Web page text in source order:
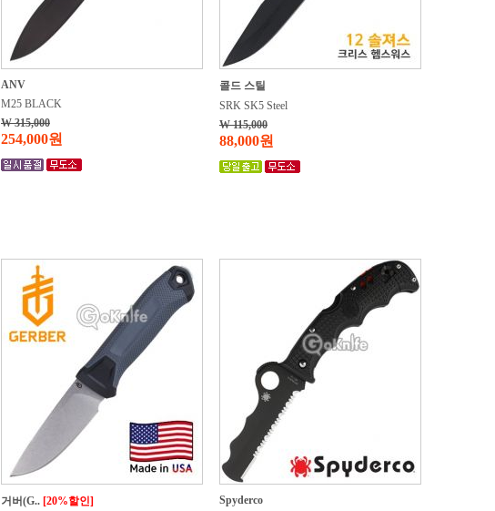
ANV
M25 BLACK
W 315,000
254,000원
콜드 스틸
SRK SK5 Steel
W 115,000
88,000원
거버(G.. [20%할인] Spyderco